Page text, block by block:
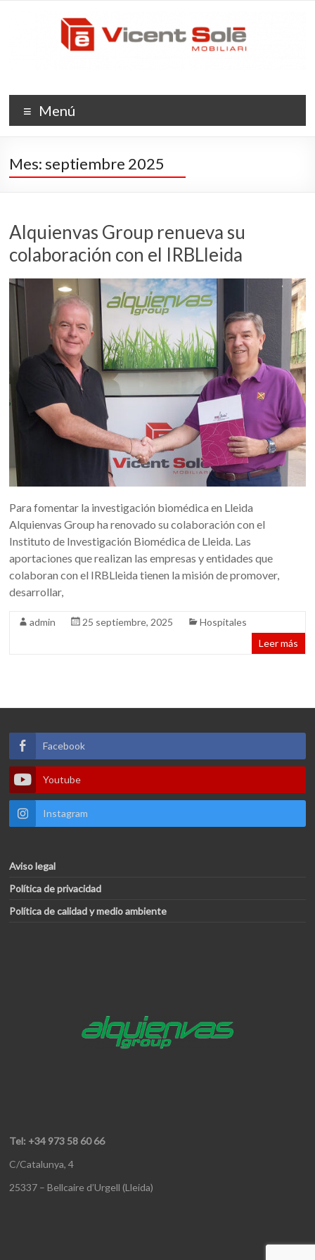
Vicent
evolución
Menú
Mes: septiembre 2025
Alquienvas Group renueva su
colaboración con el IRBLleida
Para fomentar la investigación biomédica en Lleida
Alquienvas Group ha renovado su colaboración con el
Instituto de Investigación Biomédica de Lleida. Las
aportaciones que realizan las empresas y entidades que
colaboran con el IRBLleida tienen la misión de promover,
desarrollar,
admin 25 septiembre, 2025
Hospitales
Leer más
Facebook
Youtube
Instagram
Aviso legal
Política de privacidad
Política de calidad y medio ambiente
Tel: +34 973 58 60 66
C/Catalunya, 4
25337 – Bellcaire d’Urgell (Lleida)